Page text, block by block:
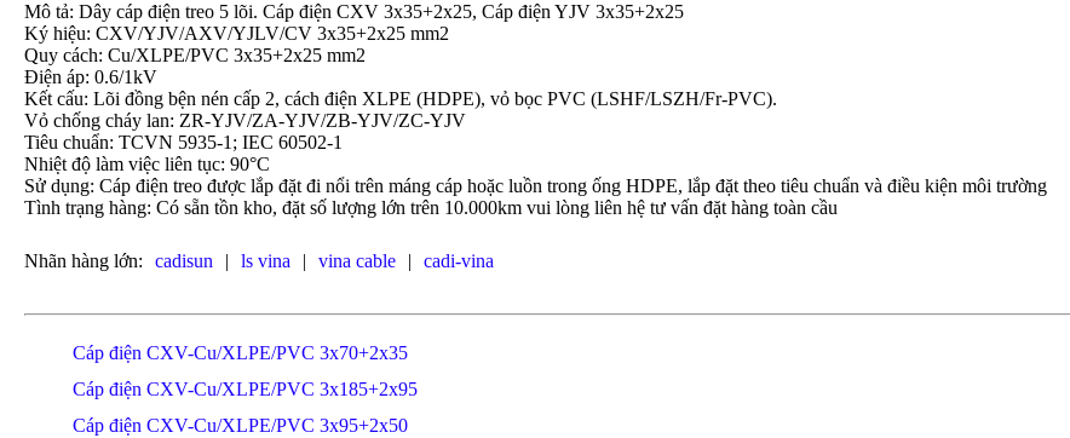
Mô tả: Dây cáp điện treo 5 lõi. Cáp điện CXV 3x35+2x25, Cáp điện YJV 3x35+2x25
Ký hiệu: CXV/YJV/AXV/YJLV/CV 3x35+2x25 mm2
Quy cách: Cu/XLPE/PVC 3x35+2x25 mm2
Điện áp: 0.6/1kV
Kết cấu: Lõi đồng bện nén cấp 2, cách điện XLPE (HDPE), vỏ bọc PVC (LSHF/LSZH/Fr-PVC).
Vỏ chống cháy lan: ZR-YJV/ZA-YJV/ZB-YJV/ZC-YJV
Tiêu chuẩn: TCVN 5935-1; IEC 60502-1
Nhiệt độ làm việc liên tục: 90°C
Sử dụng: Cáp điện treo được lắp đặt đi nổi trên máng cáp hoặc luồn trong ống HDPE, lắp đặt theo tiêu chuẩn và điều kiện môi trường
Tình trạng hàng: Có sẵn tồn kho, đặt số lượng lớn trên 10.000km vui lòng liên hệ tư vấn đặt hàng toàn cầu
Nhãn hàng lớn: cadisun | ls vina | vina cable | cadi-vina
Cáp điện CXV-Cu/XLPE/PVC 3x70+2x35
Cáp điện CXV-Cu/XLPE/PVC 3x185+2x95
Cáp điện CXV-Cu/XLPE/PVC 3x95+2x50